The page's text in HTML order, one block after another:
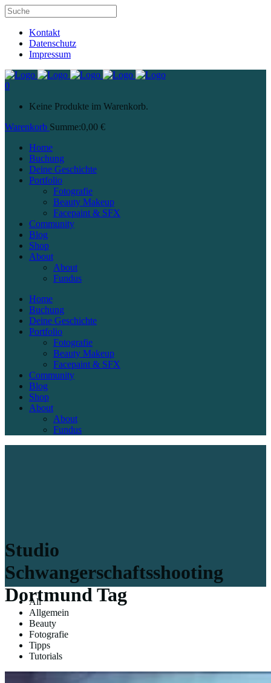
Kontakt
Datenschutz
Impressum
0
Keine Produkte im Warenkorb.
Warenkorb Summe:0,00 €
Home
Buchung
Deine Geschichte
Portfolio
Fotografie
Beauty Makeup
Facepaint & SFX
Community
Blog
Shop
About
About
Fundus
Home
Buchung
Deine Geschichte
Portfolio
Fotografie
Beauty Makeup
Facepaint & SFX
Community
Blog
Shop
About
About
Fundus
Studio
Schwangerschaftsshooting
Dortmund Tag
All
Allgemein
Beauty
Fotografie
Tipps
Tutorials